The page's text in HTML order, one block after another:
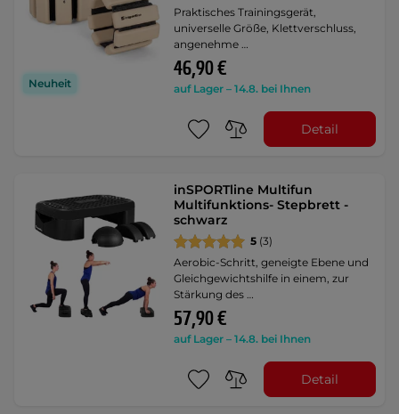
Neuheit
Praktisches Trainingsgerät,
universelle Größe, Klettverschluss,
angenehme …
46,90 €
auf Lager – 14.8. bei Ihnen
Detail
inSPORTline Multifun
Multifunktions- Stepbrett -
schwarz
5 (3)
Aerobic-Schritt, geneigte Ebene und
Gleichgewichtshilfe in einem, zur
Stärkung des …
57,90 €
auf Lager – 14.8. bei Ihnen
Detail